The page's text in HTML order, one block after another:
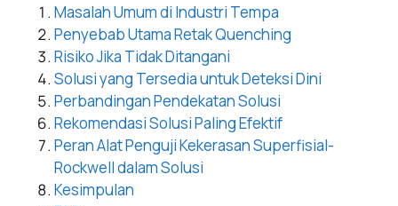
Masalah Umum di Industri Tempa
Penyebab Utama Retak Quenching
Risiko Jika Tidak Ditangani
Solusi yang Tersedia untuk Deteksi Dini
Perbandingan Pendekatan Solusi
Rekomendasi Solusi Paling Efektif
Peran Alat Penguji Kekerasan Superfisial-
Rockwell dalam Solusi
Kesimpulan